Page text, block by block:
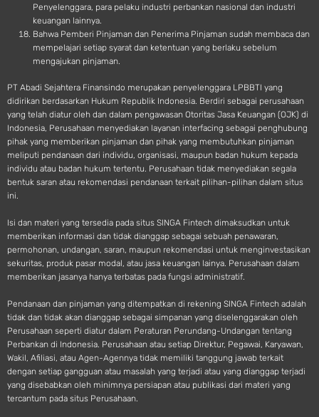
Penyelenggara, para pelaku industri perbankan nasional dan industri
keuangan lainnya.
Bahwa Pemberi Pinjaman dan Penerima Pinjaman sudah membaca dan
mempelajari setiap syarat dan ketentuan yang berlaku sebelum
mengajukan pinjaman.
PT Abadi Sejahtera Finansindo merupakan penyelenggara LPBBTI yang
didirikan berdasarkan Hukum Republik Indonesia. Berdiri sebagai perusahaan
yang telah diatur oleh dan dalam pengawasan Otoritas Jasa Keuangan (OJK) di
Indonesia, Perusahaan menyediakan layanan interfacing sebagai penghubung
pihak yang memberikan pinjaman dan pihak yang membutuhkan pinjaman
meliputi pendanaan dari individu, organisasi, maupun badan hukum kepada
individu atau badan hukum tertentu. Perusahaan tidak menyediakan segala
bentuk saran atau rekomendasi pendanaan terkait pilihan-pilihan dalam situs
ini.
Isi dan materi yang tersedia pada situs SINGA Fintech dimaksudkan untuk
memberikan informasi dan tidak dianggap sebagai sebuah penawaran,
permohonan, undangan, saran, maupun rekomendasi untuk menginvestasikan
sekuritas, produk pasar modal, atau jasa keuangan lainya. Perusahaan dalam
memberikan jasanya hanya terbatas pada fungsi administratif.
Pendanaan dan pinjaman yang ditempatkan di rekening SINGA Fintech adalah
tidak dan tidak akan dianggap sebagai simpanan yang diselenggarakan oleh
Perusahaan seperti diatur dalam Peraturan Perundang-Undangan tentang
Perbankan di Indonesia. Perusahaan atau setiap Direktur, Pegawai, Karyawan,
Wakil, Afiliasi, atau Agen-Agennya tidak memiliki tanggung jawab terkait
dengan setiap gangguan atau masalah yang terjadi atau yang dianggap terjadi
yang disebabkan oleh minimnya persiapan atau publikasi dari materi yang
tercantum pada situs Perusahaan.